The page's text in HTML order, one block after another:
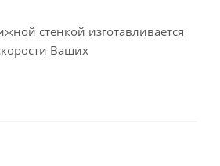
стенкой изготавливается
Ваших